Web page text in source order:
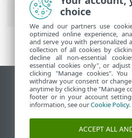
pregledanje
Prikaži lokaciju za računare
End of Life
ESET Forum
ESET baza znanja
choice
We and our partners use
optimized online experience,
and serve you with personalized
collection of all cookies by
decline all non-essential
essential cookies only", or
clicking "Manage cookies".
withdraw your consent or
anytime by clicking the "Manage
footer or in your account
information, see ourCookie Policy.
ACCEPT ALL